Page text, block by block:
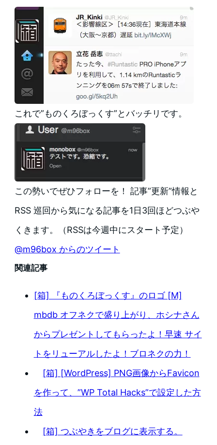
これで”ものくろぼっくす”とバッチリです。
この勢いでぜひフォローを！ 記事”更新”情報と
RSS 巡回から気になる記事を1日3回ほどつぶや
くきます。（RSSは今週中にスタート予定）
@m96box からのツイート
関連記事
[箱] 『ものくろぼっくす』のロゴ [M]
mbdb オフネクで盛り上がり、ホシナさん
からプレゼントしてもらったよ！早速 サイ
トをリューアルしたよ！ブロネクの力！
[箱] [WordPress] PNG画像からFavicon
を作って、”WP Total Hacks”で設定した方
法
[箱] つぶやきをブログに表示する。